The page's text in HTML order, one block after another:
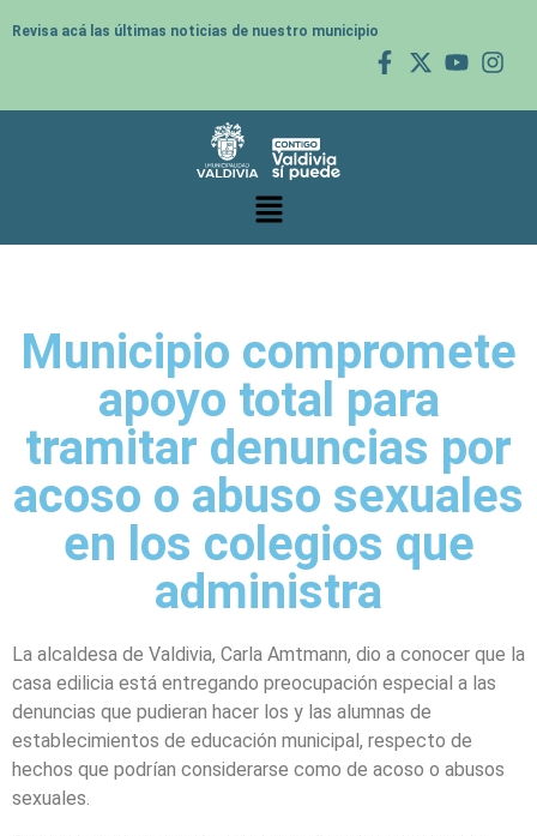
Revisa acá las últimas noticias de nuestro municipio
Municipio compromete
apoyo total para
tramitar denuncias por
acoso o abuso sexuales
en los colegios que
administra
La alcaldesa de Valdivia, Carla Amtmann, dio a conocer que la
casa edilicia está entregando preocupación especial a las
denuncias que pudieran hacer los y las alumnas de
establecimientos de educación municipal, respecto de
hechos que podrían considerarse como de acoso o abusos
sexuales.